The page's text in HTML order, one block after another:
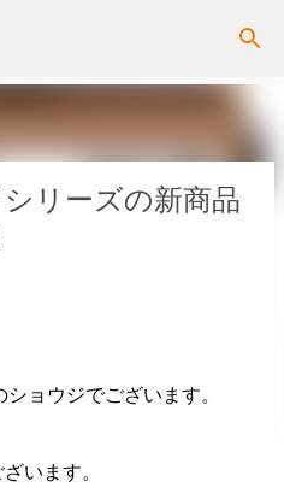
コンテンツに移動
リーズの新商品
ョウジでございます。
います。